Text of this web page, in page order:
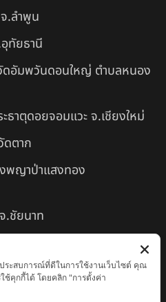
.ลําพูน
ทัยธานี
ดอัมพวันดอนใหญ่ ตำบลหนอง
ธาตุดอยจอมแวะ จ.เชียงใหม่
ตาก
พญาป่าแสงทอง
.ชัยนาท
มพู่ จ.เพชรบูรณ์
ำนักสงฆ์พระธาตุดอยจอมแวะ
ระสบการณ์ที่ดีในการใช้งานเว็บไซต์ คุณ
ช้คุกกี้ได้ โดยคลิก "การตั้งค่า